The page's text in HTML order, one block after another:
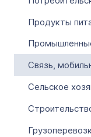
Тип
Продукты
Сельское